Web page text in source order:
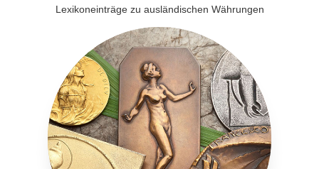
Lexikoneinträge zu ausländischen Währungen